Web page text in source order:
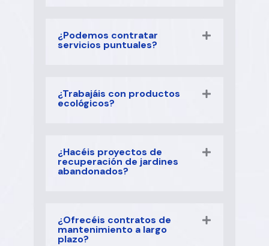
¿Podemos contratar
servicios puntuales?
¿Trabajáis con productos
ecológicos?
¿Hacéis proyectos de
recuperación de jardines
abandonados?
¿Ofrecéis contratos de
mantenimiento a largo
plazo?